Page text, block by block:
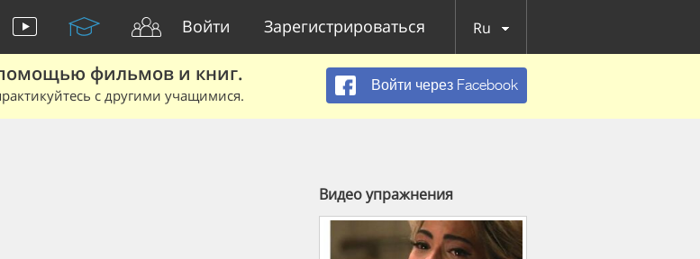
Войти Зарегистрироваться Ru
фильмов и книг.
с другими учащимися.
Войти через Facebook
Видео упражнения